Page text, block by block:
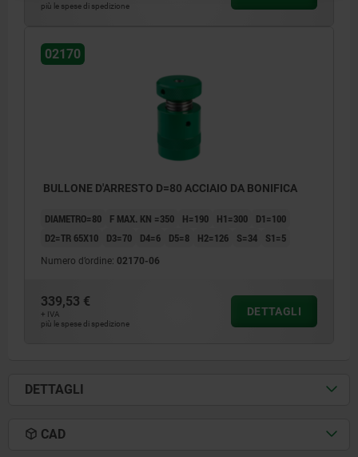
più le spese di spedizione
02170
BULLONE D'ARRESTO D=80 ACCIAIO DA BONIFICA
DIAMETRO=80 F MAX. KN =350 H=190 H1=300
D1=100
D2=TR 65X10
D3=70 D4=6 D5=8 H2=126 S=34 S1=5
Numero d’ordine: 02170-06
339,53 €
+ IVA
più le spese di spedizione
DETTAGLI
DETTAGLI
CAD